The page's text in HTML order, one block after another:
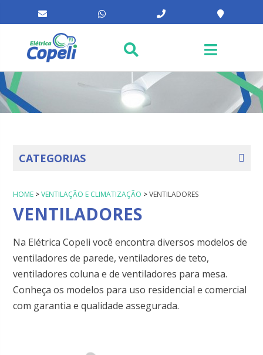
CATEGORIAS
HOME>VENTILAÇÃO E CLIMATIZAÇÃO >VENTILADORES
VENTILADORES
Na Elétrica Copeli você encontra diversos modelos de
ventiladores de parede, ventiladores de teto,
ventiladores coluna e de ventiladores para mesa.
Conheça os modelos para uso residencial e comercial
com garantia e qualidade assegurada.